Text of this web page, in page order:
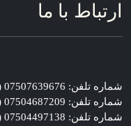
ارتباط با ما
شماره تلفن: 07507639676 (+0964)
شماره تلفن: 07504687209 (+0964)
شماره تلفن: 07504497138 (+0964)